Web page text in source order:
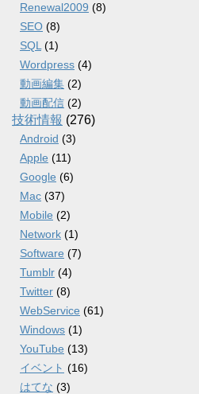
Renewal2009 (8)
SEO (8)
SQL (1)
Wordpress (4)
動画編集 (2)
動画配信 (2)
技術情報 (276)
Android (3)
Apple (11)
Google (6)
Mac (37)
Mobile (2)
Network (1)
Software (7)
Tumblr (4)
Twitter (8)
WebService (61)
Windows (1)
YouTube (13)
イベント (16)
はてな (3)